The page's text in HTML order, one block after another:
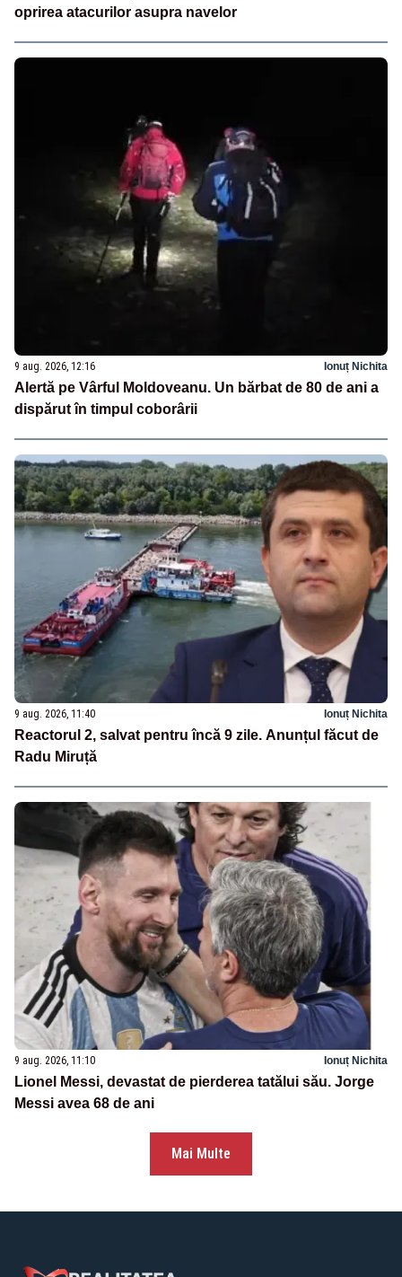
oprirea atacurilor asupra navelor
9 aug. 2026, 12:16 Ionuț Nichita
Alertă pe Vârful Moldoveanu. Un bărbat de 80 de ani a
dispărut în timpul coborârii
9 aug. 2026, 11:40 Ionuț Nichita
Reactorul 2, salvat pentru încă 9 zile. Anunțul făcut de
Radu Miruță
9 aug. 2026, 11:10 Ionuț Nichita
Lionel Messi, devastat de pierderea tatălui său. Jorge
Messi avea 68 de ani
Mai Multe